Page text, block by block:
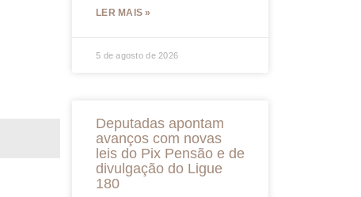
LER MAIS »
5 de agosto de 2026
Deputadas apontam
avanços com novas
leis do Pix Pensão e de
divulgação do Ligue
180